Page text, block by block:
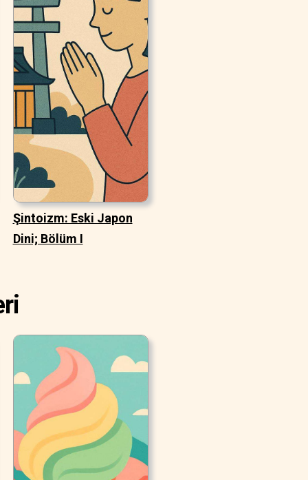
Şintoizm: Eski Japon
Dini; Bölüm I